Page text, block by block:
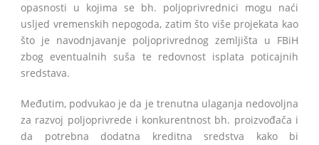
opasnosti u kojima se bh. poljoprivrednici mogu naći
usljed vremenskih nepogoda, zatim što više projekata kao
što je navodnjavanje poljoprivrednog zemljišta u FBiH
zbog eventualnih suša te redovnost isplata poticajnih
sredstava.
Međutim, podvukao je da je trenutna ulaganja nedovoljna
za razvoj poljoprivrede i konkurentnost bh. proizvođača i
da potrebna dodatna kreditna sredstva kako bi